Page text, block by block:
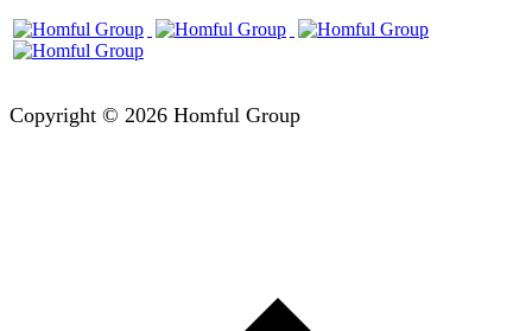
Copyright © 2026 Homful Group